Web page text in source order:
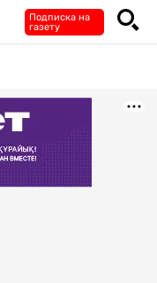
Подписка на
газету